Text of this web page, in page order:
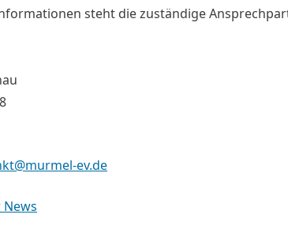
steht die zuständige
ev.de